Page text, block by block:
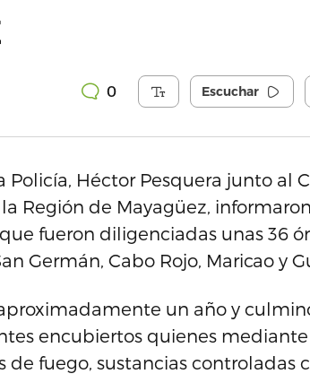
0 Escuchar
Héctor Pesquera junto al
la Región de Mayagüez,
fueron diligenciadas unas 36
Germán, Cabo Rojo, Maricao y
un año y
encubiertos quienes
de fuego, sustancias controladas